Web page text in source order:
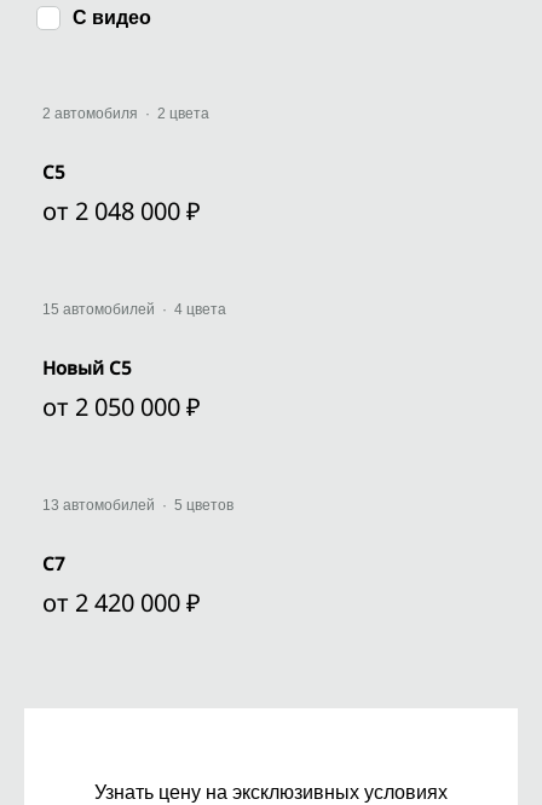
С видео
2 автомобиля · 2 цвета
C5
от 2 048 000 ₽
15 автомобилей · 4 цвета
Новый C5
от 2 050 000 ₽
13 автомобилей · 5 цветов
C7
от 2 420 000 ₽
Узнать цену на эксклюзивных условиях